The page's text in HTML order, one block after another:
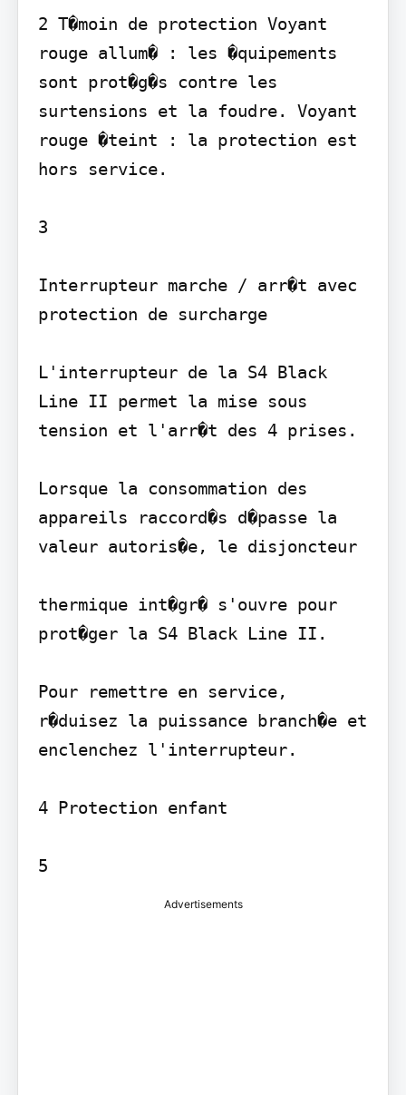
2 T�moin de protection Voyant
rouge allum� : les �quipements
sont prot�g�s contre les
surtensions et la foudre. Voyant
rouge �teint : la protection est
hors service.
3
Interrupteur marche / arr�t avec
protection de surcharge
L'interrupteur de la S4 Black
Line II permet la mise sous
tension et l'arr�t des 4 prises.
Lorsque la consommation des
appareils raccord�s d�passe la
valeur autoris�e, le disjoncteur
thermique int�gr� s'ouvre pour
prot�ger la S4 Black Line II.
Pour remettre en service,
r�duisez la puissance branch�e et
enclenchez l'interrupteur.
4 Protection enfant
Advertisements